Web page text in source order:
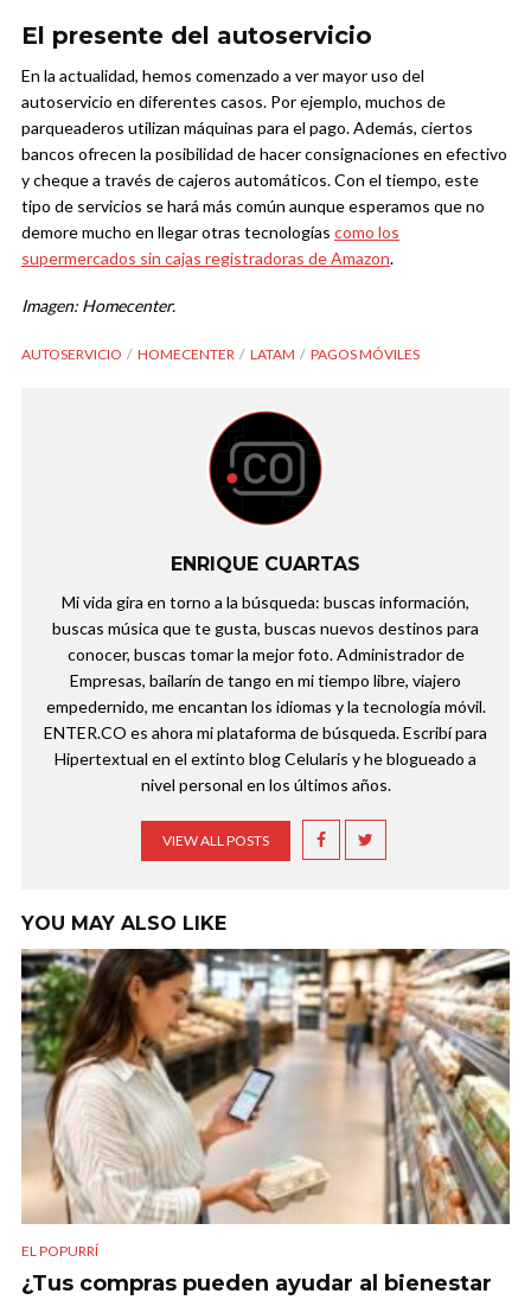
El presente del autoservicio
En la actualidad, hemos comenzado a ver mayor uso del
autoservicio en diferentes casos. Por ejemplo, muchos de
parqueaderos utilizan máquinas para el pago. Además, ciertos
bancos ofrecen la posibilidad de hacer consignaciones en efectivo
y cheque a través de cajeros automáticos. Con el tiempo, este
tipo de servicios se hará más común aunque esperamos que no
demore mucho en llegar otras tecnologías como los
supermercados sin cajas registradoras de Amazon.
Imagen: Homecenter.
AUTOSERVICIO HOMECENTER LATAM PAGOS MÓVILES
ENRIQUE CUARTAS
Mi vida gira en torno a la búsqueda: buscas información,
buscas música que te gusta, buscas nuevos destinos para
conocer, buscas tomar la mejor foto. Administrador de
Empresas, bailarín de tango en mi tiempo libre, viajero
empedernido, me encantan los idiomas y la tecnología móvil.
ENTER.CO es ahora mi plataforma de búsqueda. Escribí para
Hipertextual en el extinto blog Celularis y he blogueado a
nivel personal en los últimos años.
VIEW ALL POSTS
YOU MAY ALSO LIKE
EL POPURRÍ
¿Tus compras pueden ayudar al bienestar